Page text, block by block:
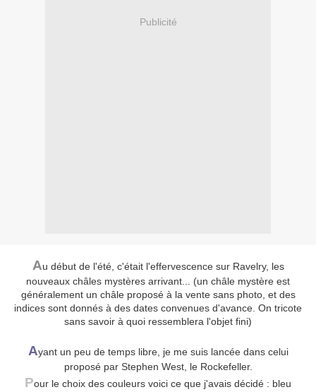
Publicité
Au début de l'été, c'était l'effervescence sur Ravelry, les
nouveaux châles mystères arrivant... (un châle mystère est
généralement un châle proposé à la vente sans photo, et des
indices sont donnés à des dates convenues d'avance. On tricote
sans savoir à quoi ressemblera l'objet fini)
Ayant un peu de temps libre, je me suis lancée dans celui
proposé par Stephen West, le Rockefeller.
Pour le choix des couleurs voici ce que j'avais décidé : bleu